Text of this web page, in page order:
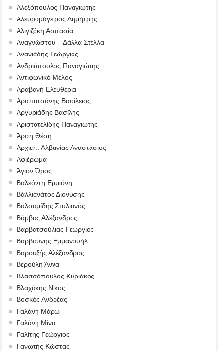
Αλεξόπουλος Παναγιώτης
Αλευρομάγειρος Δημήτρης
Αλιγιζάκη Ασπασία
Αναγνώστου – Δάλλα Στέλλα
Ανανιάδης Γεώργιος
Ανδριόπουλος Παναγιώτης
Αντιφωνικό Μέλος
Αραβανή Ελευθερία
Αραπατσάνης Βασίλειος
Αργυριάδης Βασίλης
Αριστοτελίδης Παναγιώτης
Άρση Θέση
Αρχιεπ. Αλβανίας Αναστάσιος
Αφιέρωμα
Άγιον Όρος
Βαλεόντη Ερμιόνη
Βάλλιανάτος Διονύσης
Βαλσαμίδης Στυλιανός
Βάμβας Αλέξανδρος
Βαρβατσούλιας Γεώργιος
Βαρβούνης Εμμανουήλ
Βαρουξής Αλέξανδρος
Βερούλη Άννα
Βλασσόπουλος Κυριάκος
Βλαχάκης Νίκος
Βοσκός Ανδρέας
Γαλάνη Μάρω
Γαλάνη Μίνα
Γαλίτης Γεώργιος
Γανωτής Κώστας